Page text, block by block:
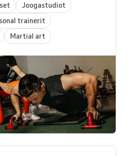
Joogastudiot
trainerit
Martial art